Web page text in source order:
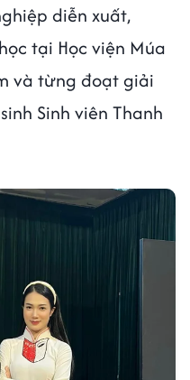
diễn xuất,
tại Học viện Múa
và từng đoạt giải
Sinh viên Thanh